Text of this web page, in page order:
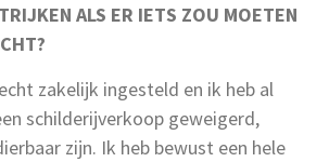
ALS ER IETS ZOU MOETEN
zakelijk ingesteld en ik heb al
schilderijverkoop geweigerd,
zijn. Ik heb bewust een hele